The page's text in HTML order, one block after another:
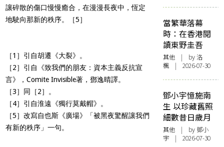
讓碎散的傷口慢慢癒合，在漫漫長夜中，恆定
地駛向那新的秩序。［5］
［1］引自胡遷《大裂》。
［2］引自《致我們的朋友：資本主義反抗宣
言》，Comite Invisible著，鄧逸晴譯。
［3］同［2］。
［4］引自淮遠《獨行莫戴帽》。
［5］改寫自也斯《廣場》「被黑夜驚醒讓我們
有新的秩序」一句。
當繁華落幕
時：在香港閱
讀東野圭吾
其他 | by洛
楓 | 2026-07-30
鄧小宇憶施南
生 以珍藏舊照
細數昔日歲月
其他 | by 鄧小
宇 | 2026-07-30